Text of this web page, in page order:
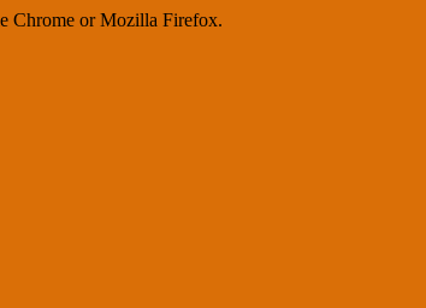
Chrome or Mozilla Firefox.